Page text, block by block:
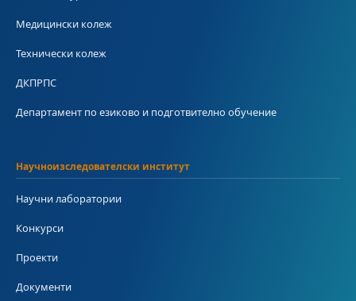
Медицински колеж
Технически колеж
ДКПРПС
Департамент по езиково и подготвително обучение
Научноизследователски институт
Научни лаборатории
Конкурси
Проекти
Документи